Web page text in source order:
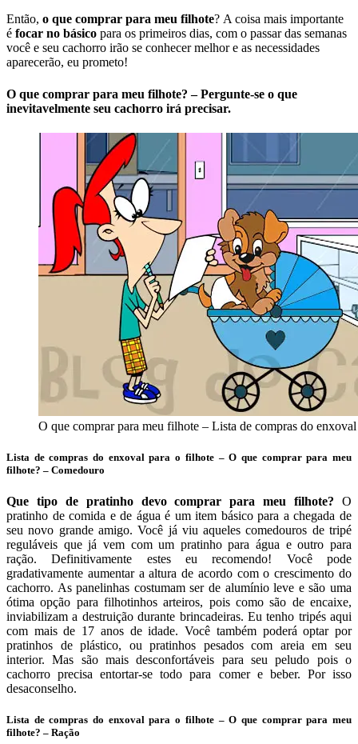
Então, o que comprar para meu filhote? A coisa mais importante
é focar no básico para os primeiros dias, com o passar das semanas
você e seu cachorro irão se conhecer melhor e as necessidades
aparecerão, eu prometo!
O que comprar para meu filhote? – Pergunte-se o que
inevitavelmente seu cachorro irá precisar.
O que comprar para meu filhote – Lista de compras do
Lista de compras do enxoval para o filhote – O que comprar para meu
filhote? – Comedouro
Que tipo de pratinho devo comprar para meu filhote? O
pratinho de comida e de água é um item básico para a chegada de
seu novo grande amigo. Você já viu aqueles comedouros de tripé
reguláveis que já vem com um pratinho para água e outro para
ração. Definitivamente estes eu recomendo! Você pode
gradativamente aumentar a altura de acordo com o crescimento do
cachorro. As panelinhas costumam ser de alumínio leve e são uma
ótima opção para filhotinhos arteiros, pois como são de encaixe,
inviabilizam a destruição durante brincadeiras. Eu tenho tripés aqui
com mais de 17 anos de idade. Você também poderá optar por
pratinhos de plástico, ou pratinhos pesados com areia em seu
interior. Mas são mais desconfortáveis para seu peludo pois o
cachorro precisa entortar-se todo para comer e beber. Por isso
desaconselho.
Lista de compras do enxoval para o filhote – O que comprar para meu
filhote? – Ração